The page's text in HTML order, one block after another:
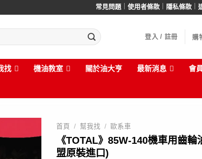
常見問題 ｜使用者條款 隱私條款 ｜
登入 / 註冊 購
找 機油教室 關於油大亨 最新消息 會
首頁 / 幫我找 / 歐系車
《TOTAL》85W-140機車用齒
盟原裝進口)